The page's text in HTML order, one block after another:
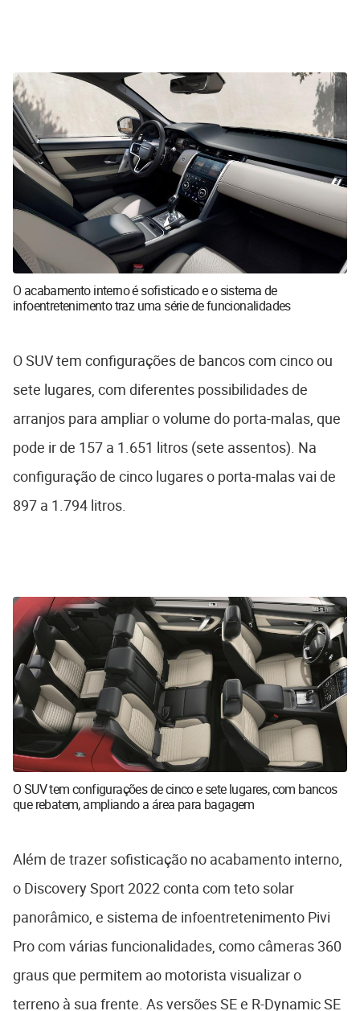
O acabamento interno é sofisticado e o sistema de
infoentretenimento traz uma série de funcionalidades
O SUV tem configurações de bancos com cinco ou
sete lugares, com diferentes possibilidades de
arranjos para ampliar o volume do porta-malas, que
pode ir de 157 a 1.651 litros (sete assentos). Na
configuração de cinco lugares o porta-malas vai de
897 a 1.794 litros.
O SUV tem configurações de cinco e sete lugares, com bancos
que rebatem, ampliando a área para bagagem
Além de trazer sofisticação no acabamento interno,
o Discovery Sport 2022 conta com teto solar
panorâmico, e sistema de infoentretenimento Pivi
Pro com várias funcionalidades, como câmeras 360
graus que permitem ao motorista visualizar o
terreno à sua frente. As versões SE e R-Dynamic SE